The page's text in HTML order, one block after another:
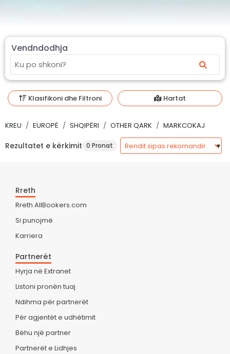
Vendndodhja
Klasifikoni dhe Filtroni Hartat
KREU EUROPË SHQIPËRI OTHER QARK MARKCOKAJ
Rezultatet e kërkimit 0 Pronat
Rreth
Rreth AllBookers.com
Si punojmë
Karriera
Partnerët
Hyrja në Extranet
Listoni pronën tuaj
Ndihma për partnerët
Për agjentët e udhëtimit
Bëhu një partner
Partnerët e Lidhjes